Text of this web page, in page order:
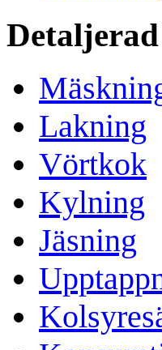
Lakning
Vörtkok
Kylning
Jäsning